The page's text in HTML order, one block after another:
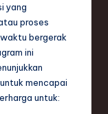
yang
proses
bergerak
ini
mencapai
untuk: